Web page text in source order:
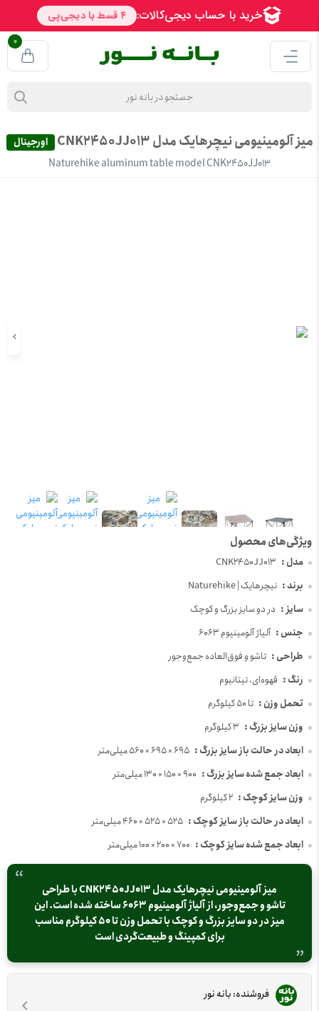
0
میز آلومینیومی نیچرهایک مدل CNK2450JJ013 اورجینال
Naturehike aluminum table model CNK2450JJ013
مدل : CNK2450JJ013
برند : نیچرهایک | Naturehike
سایز : در دو سایز بزرگ و کوچک
جنس : آلیاژ آلومینیوم 6063
طراحی : تاشو و فوق‌العاده جمع‌وجور
رنگ : قهوه‌ای، تیتانیوم
تحمل وزن : تا 50 کیلوگرم
وزن سایز بزرگ : 3 کیلوگرم
ابعاد در حالت باز سایز بزرگ : 695 × 695 × 560 میلی‌متر
ابعاد جمع شده سایز بزرگ : 900 × 150 × 130 میلی‌متر
وزن سایز کوچک : 2 کیلوگرم
ابعاد در حالت باز سایز کوچک : 525 × 525 × 460 میلی‌متر
ابعاد جمع شده سایز کوچک : 700 × 200 × 100 میلی‌متر
میز آلومینیومی نیچرهایک مدل CNK2450JJ013 با طراحی
تاشو و جمع‌وجور، از آلیاژ آلومینیوم 6063 ساخته شده است. این
میز در دو سایز بزرگ و کوچک با تحمل وزن تا 50 کیلوگرم مناسب
برای کمپینگ و طبیعت‌گردی است
فروشنده:بانه نور